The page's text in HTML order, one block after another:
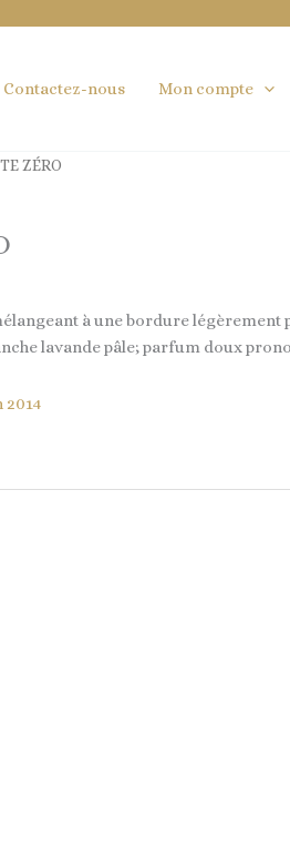
Contactez-nous Mon compte
ZÉRO
à une bordure légèrement
lavande pâle; parfum doux